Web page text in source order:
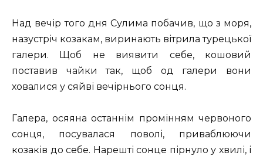
Над вечір того дня Сулима побачив, що з моря,
назустріч козакам, виринають вітрила турецької
галери. Щоб не виявити себе, кошовий
поставив чайки так, щоб од галери вони
ховалися у сяйві вечірнього сонця.
Галера, осяяна останнім промінням червоного
сонця, посувалася поволі, приваблюючи
козаків до себе. Нарешті сонце пірнуло у хвилі, і